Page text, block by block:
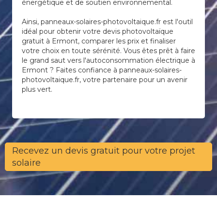
énergétique et de soutien environnemental.
Ainsi, panneaux-solaires-photovoltaique.fr est l'outil
idéal pour obtenir votre devis photovoltaïque
gratuit à Ermont, comparer les prix et finaliser
votre choix en toute sérénité. Vous êtes prêt à faire
le grand saut vers l'autoconsommation électrique à
Ermont ? Faites confiance à panneaux-solaires-
photovoltaique.fr, votre partenaire pour un avenir
plus vert.
Recevez un devis gratuit pour votre projet
solaire